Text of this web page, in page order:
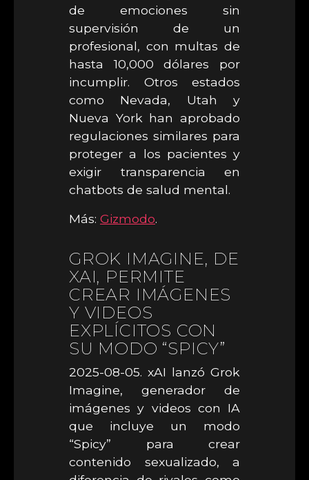
de emociones sin
supervisión de un
profesional, con multas de
hasta 10,000 dólares por
incumplir. Otros estados
como Nevada, Utah y
Nueva York han aprobado
regulaciones similares para
proteger a los pacientes y
exigir transparencia en
chatbots de salud mental.
Más: Gizmodo.
GROK IMAGINE, DE
XAI, PERMITE
CREAR IMÁGENES
Y VIDEOS
EXPLÍCITOS CON
SU MODO “SPICY”
2025-08-05. xAI lanzó Grok
Imagine, generador de
imágenes y videos con IA
que incluye un modo
“Spicy” para crear
contenido sexualizado, a